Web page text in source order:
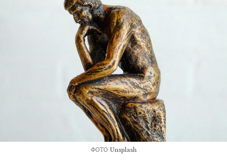
ФОТО Unsplash